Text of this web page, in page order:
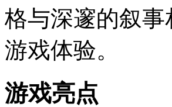
格与深邃的叙
游戏体验。
游戏亮点